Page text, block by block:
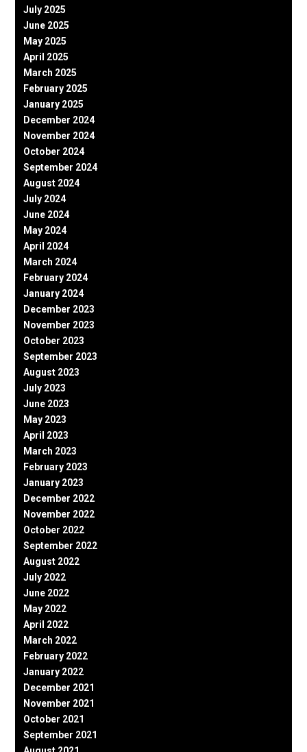
July 2025
June 2025
May 2025
April 2025
March 2025
February 2025
January 2025
December 2024
November 2024
October 2024
September 2024
August 2024
July 2024
June 2024
May 2024
April 2024
March 2024
February 2024
January 2024
December 2023
November 2023
October 2023
September 2023
August 2023
July 2023
June 2023
May 2023
April 2023
March 2023
February 2023
January 2023
December 2022
November 2022
October 2022
September 2022
August 2022
July 2022
June 2022
May 2022
April 2022
March 2022
February 2022
January 2022
December 2021
November 2021
October 2021
September 2021